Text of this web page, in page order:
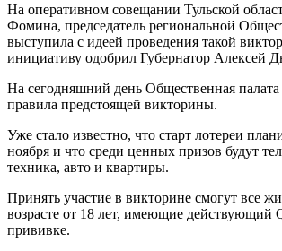
На оперативном совещании Тульской
Фомина, председатель региональной
выступила с идеей проведения такой
инициативу одобрил Губернатор Алексей
На сегодняшний день Общественная палата
правила предстоящей викторины.
Уже стало известно, что старт лотереи
ноября и что среди ценных призов будут
техника, авто и квартиры.
Принять участие в викторине смогут все
возрасте от 18 лет, имеющие действующий
прививке.